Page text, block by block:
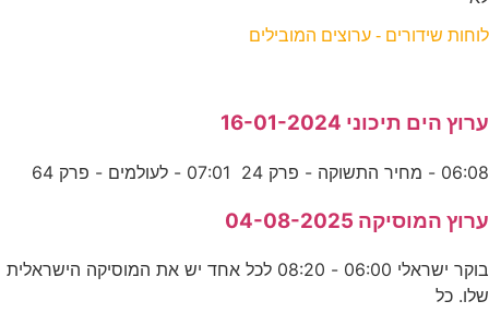
לוחות שידורים - ערוצים המובילים
ערוץ הים תיכוני 16-01-2024
06:08 - מחיר התשוקה - פרק 24 07:01 - לעולמים - פרק 64
ערוץ המוסיקה 04-08-2025
בוקר ישראלי 06:00 - 08:20 לכל אחד יש את המוסיקה הישראלית
שלו. כל